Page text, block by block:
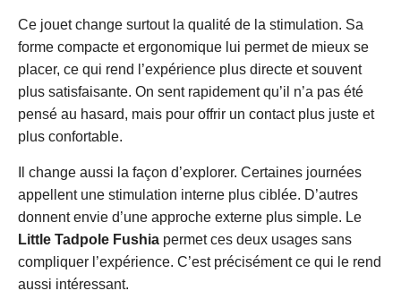
Ce jouet change surtout la qualité de la stimulation. Sa
forme compacte et ergonomique lui permet de mieux se
placer, ce qui rend l’expérience plus directe et souvent
plus satisfaisante. On sent rapidement qu’il n’a pas été
pensé au hasard, mais pour offrir un contact plus juste et
plus confortable.
Il change aussi la façon d’explorer. Certaines journées
appellent une stimulation interne plus ciblée. D’autres
donnent envie d’une approche externe plus simple. Le
Little Tadpole Fushia permet ces deux usages sans
compliquer l’expérience. C’est précisément ce qui le rend
aussi intéressant.